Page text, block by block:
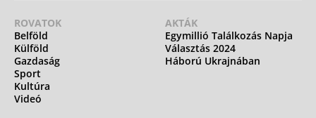
ROVATOK
Belföld
Külföld
Gazdaság
Sport
Kultúra
Videó
AKTÁK
Egymillió Találkozás Napja
Választás 2024
Háború Ukrajnában